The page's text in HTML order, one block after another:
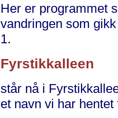
Her er programmet
vandringen som
1.
Fyrstikkalleen
står nå i
et navn vi har